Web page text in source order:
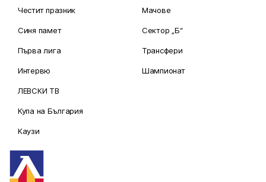
Честит празник
Синя памет
Първа лига
Интервю
ЛЕВСКИ ТВ
Купа на България
Каузи
Мачове
Сектор „Б“
Трансфери
Шампионат